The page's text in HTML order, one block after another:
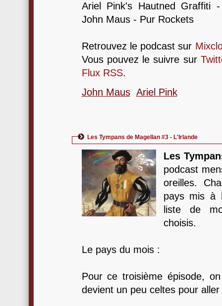
Ariel Pink's Hautned Graffiti
John Maus - Pur Rockets
Retrouvez le podcast sur
Vous pouvez le suivre sur
Flux RSS.
John Maus Ariel Pink
Les Tympans de Magellan #3 - L'Irlande
Les
podcast
oreilles.
pays mis à
liste de
choisis.
Le pays du mois :
Pour ce troisième épisode,
devient un peu celtes pour